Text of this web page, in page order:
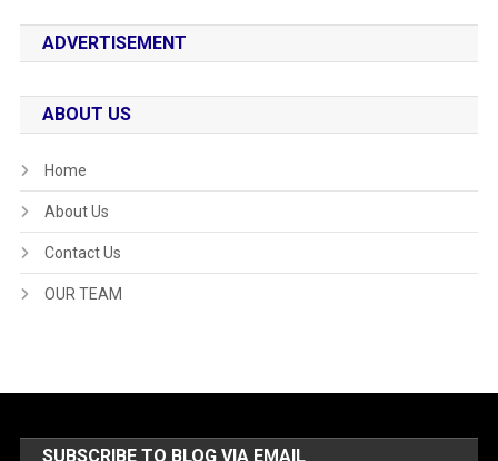
ADVERTISEMENT
ABOUT US
Home
About Us
Contact Us
OUR TEAM
SUBSCRIBE TO BLOG VIA EMAIL